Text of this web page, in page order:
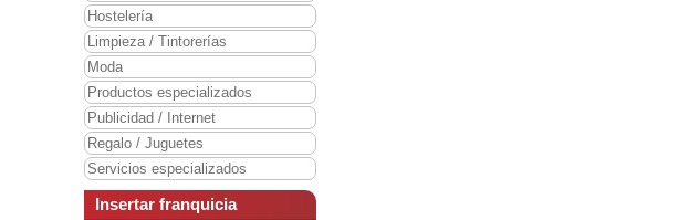
Hostelería
Limpieza / Tintorerías
Moda
Productos especializados
Publicidad / Internet
Regalo / Juguetes
Servicios especializados
Insertar franquicia